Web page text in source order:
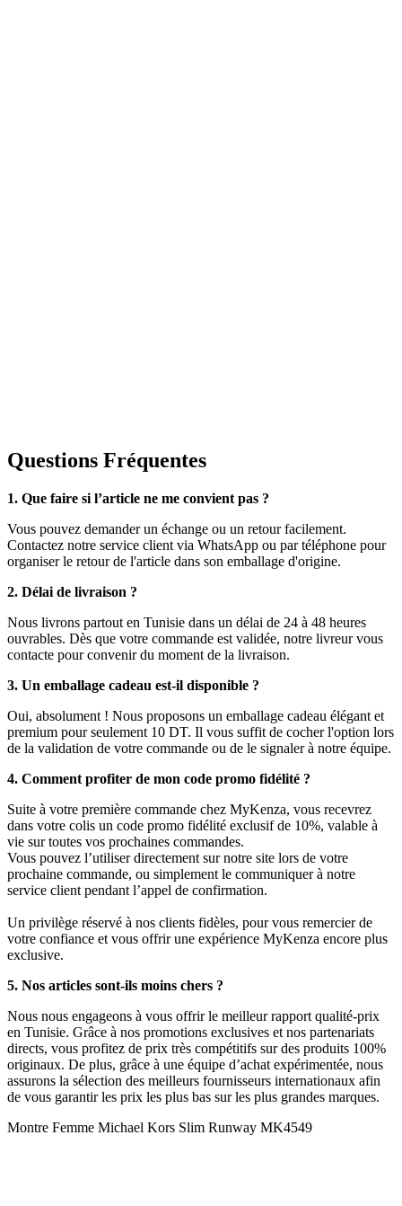
Questions Fréquentes
1. Que faire si l’article ne me convient pas ?
Vous pouvez demander un échange ou un retour facilement.
Contactez notre service client via WhatsApp ou par téléphone pour
organiser le retour de l'article dans son emballage d'origine.
2. Délai de livraison ?
Nous livrons partout en Tunisie dans un délai de 24 à 48 heures
ouvrables. Dès que votre commande est validée, notre livreur vous
contacte pour convenir du moment de la livraison.
3. Un emballage cadeau est-il disponible ?
Oui, absolument ! Nous proposons un emballage cadeau élégant et
premium pour seulement 10 DT. Il vous suffit de cocher l'option lors
de la validation de votre commande ou de le signaler à notre équipe.
4. Comment profiter de mon code promo fidélité ?
Suite à votre première commande chez MyKenza, vous recevrez
dans votre colis un code promo fidélité exclusif de 10%, valable à
vie sur toutes vos prochaines commandes.
Vous pouvez l’utiliser directement sur notre site lors de votre
prochaine commande, ou simplement le communiquer à notre
service client pendant l’appel de confirmation.
Un privilège réservé à nos clients fidèles, pour vous remercier de
votre confiance et vous offrir une expérience MyKenza encore plus
exclusive.
5. Nos articles sont-ils moins chers ?
Nous nous engageons à vous offrir le meilleur rapport qualité-prix
en Tunisie. Grâce à nos promotions exclusives et nos partenariats
directs, vous profitez de prix très compétitifs sur des produits 100%
originaux. De plus, grâce à une équipe d’achat expérimentée, nous
assurons la sélection des meilleurs fournisseurs internationaux afin
de vous garantir les prix les plus bas sur les plus grandes marques.
Montre Femme Michael Kors Slim Runway MK4549